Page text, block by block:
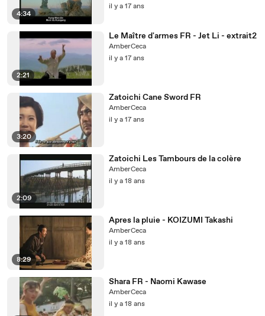
4:34
il y a 17 ans
2:21
Le Maître d'armes FR - Jet Li - extrait2
AmberCeca
il y a 17 ans
3:20
Zatoichi Cane Sword FR
AmberCeca
il y a 17 ans
2:09
Zatoichi Les Tambours de la colère
AmberCeca
il y a 18 ans
8:29
Apres la pluie - KOIZUMI Takashi
AmberCeca
il y a 18 ans
Shara FR - Naomi Kawase
AmberCeca
il y a 18 ans